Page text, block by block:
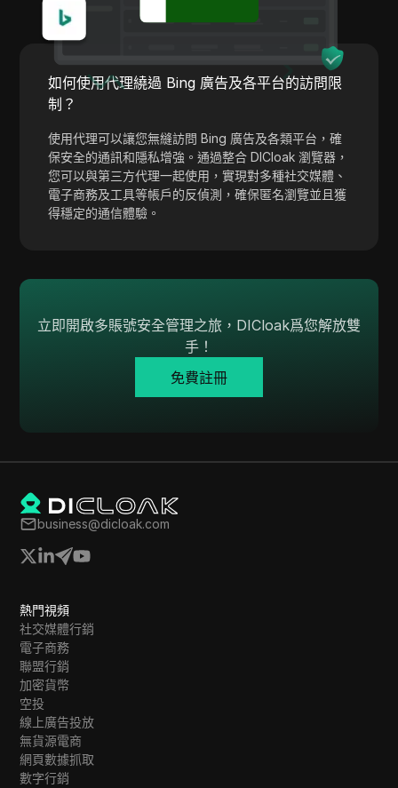
Payoneer
Pinterest
Poshmark
PropellerAds
Quora
Reddit
Reddit Ads
Spotify
Square
Taboola
Target
Telegram
TikTok Ads
TransferWise
如何使用代理繞過 Bing 廣告及各平台的訪問限
制？
使用代理可以讓您無縫訪問 Bing 廣告及各類平台，確
保安全的通訊和隱私增強。通過整合 DICloak 瀏覽器，
您可以與第三方代理一起使用，實現對多種社交媒體、
電子商務及工具等帳戶的反偵測，確保匿名瀏覽並且獲
得穩定的通信體驗。
立即開啟多賬號安全管理之旅，DICloak爲您解放雙
手！
免費註冊
business@dicloak.com
熱門視頻
社交媒體行銷
電子商務
聯盟行銷
加密貨幣
空投
線上廣告投放
無貨源電商
網頁數據抓取
數字行銷